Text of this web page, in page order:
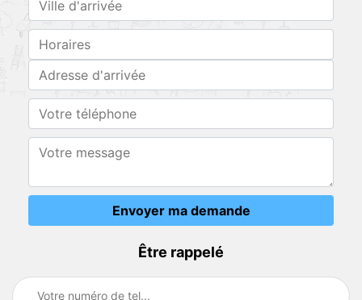
Être rappelé